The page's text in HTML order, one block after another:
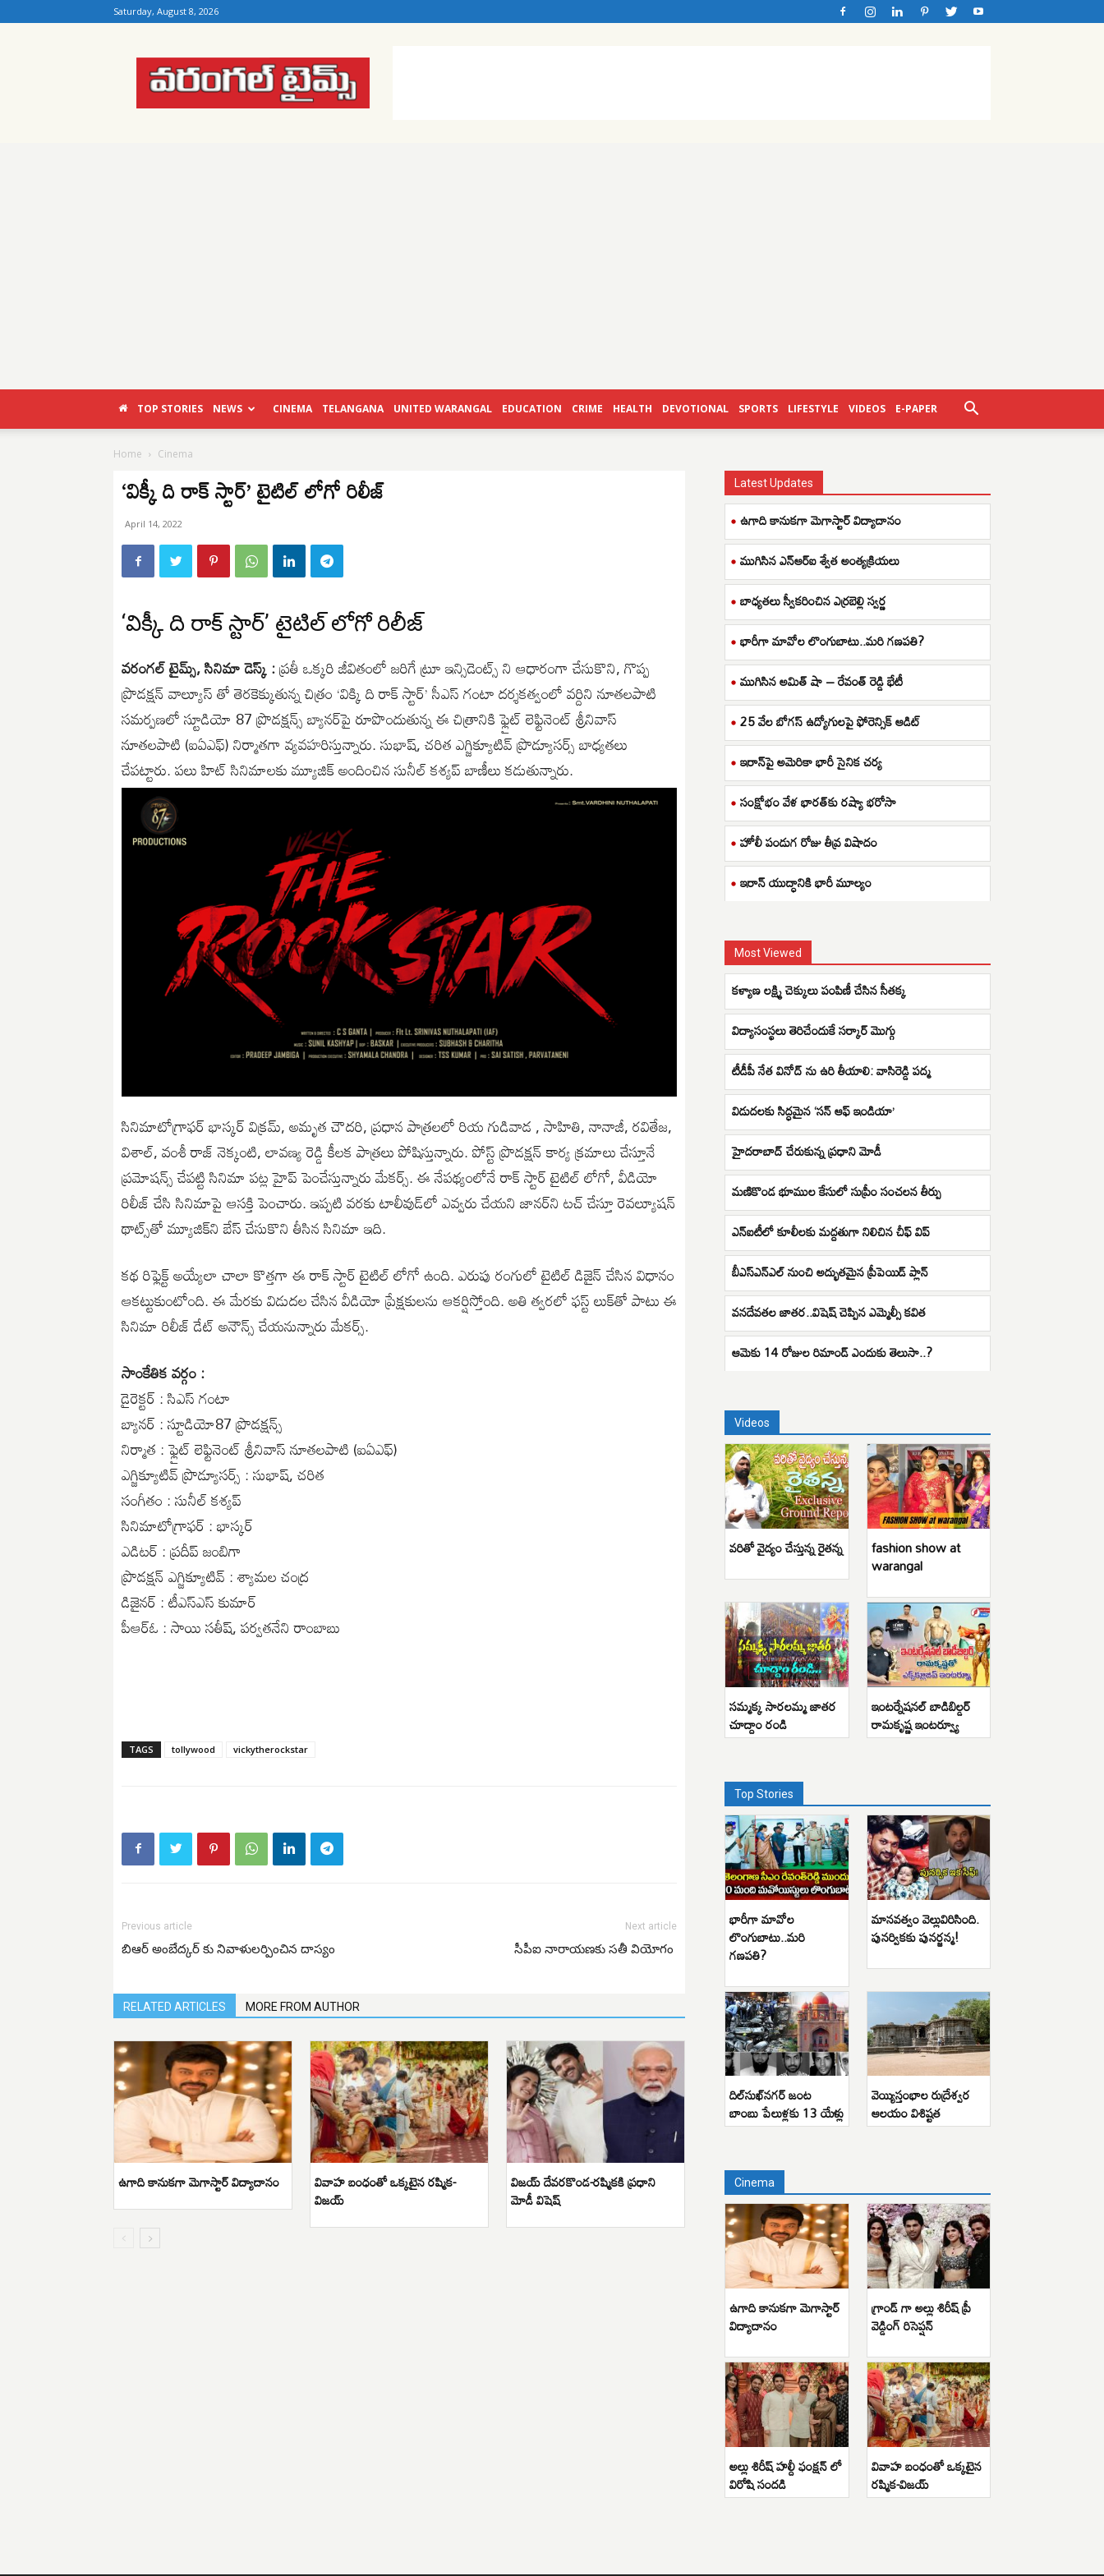
Saturday, August 8, 2026
Warangal
Times
TOP STORIES NEWS CINEMA TELANGANA UNITED WARANGAL EDUCATION CRIME HEALTH DEVOTIONAL SPORTS LIFESTYLE VIDEOS E-PAPER
Home Cinema
‘విక్కీ ది రాక్ స్టార్’ టైటిల్ లోగో రిలీజ్
April 14, 2022
‘విక్కీ ది రాక్ స్టార్’ టైటిల్ లోగో రిలీజ్
వరంగల్ టైమ్స్, సినిమా డెస్క్ :ప్రతీ ఒక్కరి జీవితంలో జరిగే ట్రూ ఇన్సిడెంట్స్ ని ఆధారంగా చేసుకొని, గొప్ప
ప్రొడక్షన్ వాల్యూస్ తో తెరకెక్కుతున్న చిత్రం ‘విక్కి ది రాక్ స్టార్’ సీఎస్ గంటా దర్శకత్వంలో వర్దిని నూతలపాటి
సమర్పణలో స్టూడియో 87 ప్రొడక్షన్స్ బ్యానర్‌పై రూపొందుతున్న ఈ చిత్రానికి ఫ్లైట్ లెఫ్టినెంట్ శ్రీనివాస్
నూతలపాటి (ఐఏఎఫ్) నిర్మాతగా వ్యవహరిస్తున్నారు. సుభాష్, చరిత ఎగ్జిక్యూటివ్ ప్రొడ్యూసర్స్ బాధ్యతలు
చేపట్టారు. పలు హిట్ సినిమాలకు మ్యూజిక్ అందించిన సునీల్ కశ్యప్ బాణీలు కడుతున్నారు.
సినిమాటోగ్రాఫర్‌ భాస్కర్ విక్రమ్, అమృత చౌదరి, ప్రధాన పాత్రలలో రియ గుడివాడ , సాహితి, నానాజీ, రవితేజ,
విశాల్, వంశీ రాజ్ నెక్కంటి, లావణ్య రెడ్డి కీలక పాత్రలు పోషిస్తున్నారు. పోస్ట్ ప్రొడక్షన్ కార్య క్రమాలు చేస్తూనే
ప్రమోషన్స్ చేపట్టి సినిమా పట్ల హైప్ పెంచేస్తున్నారు మేకర్స్. ఈ నేపథ్యంలోనే రాక్ స్టార్ టైటిల్ లోగో, వీడియో
రిలీజ్ చేసి సినిమాపై ఆసక్తి పెంచారు. ఇప్పటి వరకు టాలీవుడ్‌లో ఎవ్వరు చేయని జానర్‌ని టచ్ చేస్తూ రెవల్యూషన్
థాట్స్‌తో మ్యూజిక్‌ని బేస్ చేసుకొని తీసిన సినిమా ఇది.
కథ రిఫ్లెక్ట్ అయ్యేలా చాలా కొత్తగా ఈ రాక్ స్టార్ టైటిల్ లోగో ఉంది. ఎరుపు రంగులో టైటిల్ డిజైన్ చేసిన విధానం
ఆకట్టుకుంటోంది. ఈ మేరకు విడుదల చేసిన వీడియో ప్రేక్షకులను ఆకర్షిస్తోంది. అతి త్వరలో ఫస్ట్ లుక్‌తో పాటు ఈ
సినిమా రిలీజ్ డేట్ అనౌన్స్ చేయనున్నారు మేకర్స్.
సాంకేతిక వర్గం :
డైరెక్టర్ : సిఎస్ గంటా
బ్యానర్ : స్టూడియో87 ప్రొడక్షన్స్
నిర్మాత : ఫ్లైట్ లెఫ్టినెంట్ శ్రీనివాస్ నూతలపాటి (ఐఏఎఫ్)
ఎగ్జిక్యూటివ్ ప్రొడ్యూసర్స్ : సుభాష్, చరిత
సంగీతం : సునీల్ కశ్యప్
సినిమాటోగ్రాఫర్‌ : భాస్కర్
ఎడిటర్ : ప్రదీప్ జంబిగా
ప్రొడక్షన్ ఎగ్జిక్యూటివ్ : శ్యామల చంద్ర
డిజైనర్ : టీఎస్ఎస్ కుమార్
పీఆర్ఓ : సాయి సతీష్, పర్వతనేని రాంబాబు
TAGS tollywood vickytherockstar
Previous article
బిఆర్ అంబేద్కర్ కు నివాళులర్పించిన దాస్యం
Next article
సీపీఐ నారాయణకు సతీ వియోగం
RELATED ARTICLES MORE FROM AUTHOR
ఉగాది కానుకగా మెగాస్టార్ విద్యాదానం వివాహ బంధంతో ఒక్కటైన రష్మిక-
విజయ్
విజయ్ దేవరకొండ-రష్మికకి ప్రధాని
మోడీ విషెష్
Latest Updates
ఉగాది కానుకగా మెగాస్టార్ విద్యాదానం
ముగిసిన ఎన్ఆర్ఐ శ్వేత అంత్యక్రియలు
బాధ్యతలు స్వీకరించిన ఎర్రబెల్లి స్వర్ణ
భారీగా మావోల లొంగుబాటు..మరి గణపతి?
ముగిసిన అమిత్ షా – రేవంత్ రెడ్డి భేటీ
25 వేల బోగస్ ఉద్యోగులపై ఫోరెన్సిక్ ఆడిట్
ఇరాన్‌పై అమెరికా భారీ సైనిక చర్య
సంక్షోభం వేళ భారత్‌కు రష్యా భరోసా
హోలీ పండుగ రోజు తీవ్ర విషాదం
ఇరాన్ యుద్ధానికి భారీ మూల్యం
Most Viewed
కళ్యాణ లక్ష్మి చెక్కులు పంపిణీ చేసిన సీతక్క
విద్యాసంస్థలు తెరిచేందుకే సర్కార్ మొగ్గు
టీడీపీ నేత వినోద్ ను ఉరి తీయాలి: వాసిరెడ్డి పద్మ
విడుదలకు సిద్ధమైన ‘సన్ ఆఫ్ ఇండియా’
హైదరాబాద్ చేరుకున్న ప్రధాని మోడీ
మణికొండ భూముల కేసులో సుప్రీం సంచలన తీర్పు
ఎన్ఐటీలో కూలీలకు మద్దతుగా నిలిచిన చీఫ్ విప్
బీఎస్ఎన్ఎల్ నుంచి అద్భుతమైన ప్రీపెయిడ్ ప్లాన్
వనదేవతల జాతర..విషెష్ చెప్పిన ఎమ్మెల్సీ కవిత
ఆమెకు 14 రోజుల రిమాండ్ ఎందుకు తెలుసా..?
Videos
వరితో వైద్యం చేస్తున్న రైతన్న fashion show at
warangal
సమ్మక్క సారలమ్మ జాతర
చూద్దాం రండి
ఇంటర్నేషనల్ బాడిబిల్డర్
రామకృష్ణ ఇంటర్వ్యూ
Top Stories
భారీగా మావోల
లొంగుబాటు..మరి
గణపతి?
మానవత్వం వెల్లువిరిసింది.
పునర్వికకు పునర్జన్మ!
దిల్‌సుఖ్‌నగర్ జంట
బాంబు పేలుళ్లకు 13 యేళ్లు
వెయ్యిస్తంభాల రుద్రేశ్వర
ఆలయం విశిష్టత
Cinema
ఉగాది కానుకగా మెగాస్టార్
విద్యాదానం
గ్రాండ్ గా అల్లు శిరీష్ ప్రీ
వెడ్డింగ్ రిసెప్షన్
అల్లు శిరీష్ హల్దీ ఫంక్షన్ లో
విరోషి సందడి
వివాహ బంధంతో ఒక్కటైన
రష్మిక-విజయ్